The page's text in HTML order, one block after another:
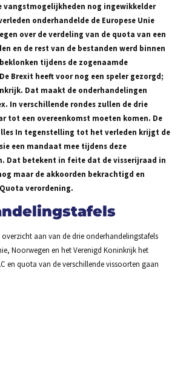
vangstmogelijkheden nog ingewikkelder
onderhandelde de Europese Unie
over de verdeling van de quota van een
en de rest van de bestanden werd binnen
tijdens de zogenaamde
Brexit heeft voor nog een speler gezorgd;
Dat maakt de onderhandelingen
In verschillende rondes zullen de drie
tot een overeenkomst moeten komen. De
In tegenstelling tot het verleden krijgt de
een mandaat mee tijdens deze
Dat betekent in feite dat de visserijraad in
maar de akkoorden bekrachtigd en
verordening.
aan van de drie onderhandelingstafels
Noorwegen en het Verenigd Koninkrijk het
en quota van de verschillende vissoorten gaan